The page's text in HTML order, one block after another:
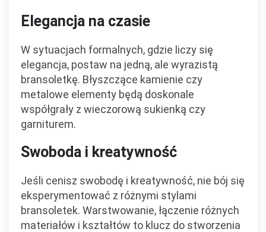
Elegancja na czasie
W sytuacjach formalnych, gdzie liczy się
elegancja, postaw na jedną, ale wyrazistą
bransoletkę. Błyszczące kamienie czy
metalowe elementy będą doskonale
współgrały z wieczorową sukienką czy
garniturem.
Swoboda i kreatywność
Jeśli cenisz swobodę i kreatywność, nie bój się
eksperymentować z różnymi stylami
bransoletek. Warstwowanie, łączenie różnych
materiałów i kształtów to klucz do stworzenia